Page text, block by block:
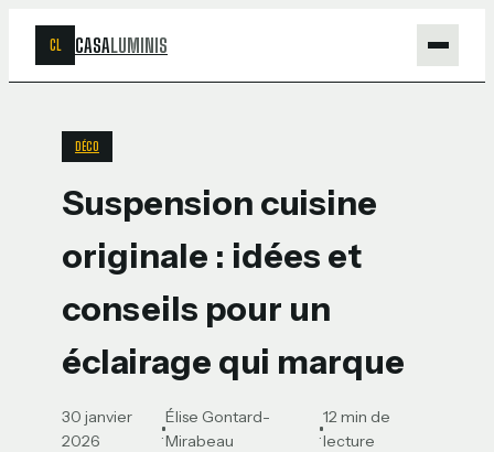
CL CASALUMINIS
DÉCO
Suspension cuisine
originale : idées et
conseils pour un
éclairage qui marque
30 janvier
2026
·
Élise Gontard-
Mirabeau
·
12 min de
lecture